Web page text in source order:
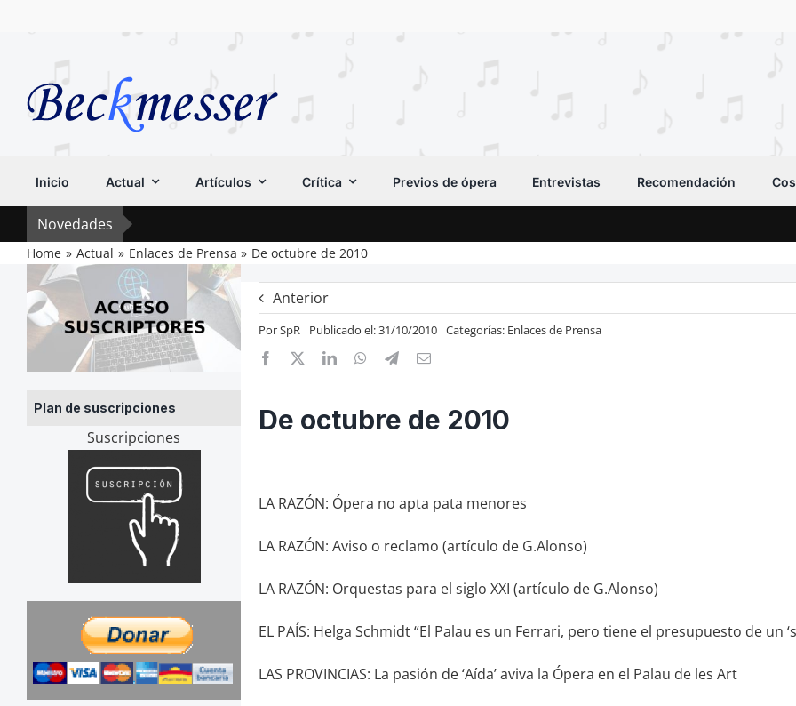
Inicio Actual Artículos Crítica Previos de ópera Entrevistas Recomendación
Novedades
Home Actual Enlaces de Prensa De octubre de 2010
Plan de suscripciones
Suscripciones
Anterior
PorSpR Publicado el: 31/10/2010 Categorías: Enlaces de Prensa
De octubre de 2010
LA RAZÓN: Ópera no apta pata menores
LA RAZÓN: Aviso o reclamo (artículo de G.Alonso)
LA RAZÓN: Orquestas para el siglo XXI (artículo de G.Alonso)
EL PAÍS: Helga Schmidt “El Palau es un Ferrari, pero tiene el presupuesto de un
LAS PROVINCIAS: La pasión de ‘Aída’ aviva la Ópera en el Palau de les Art